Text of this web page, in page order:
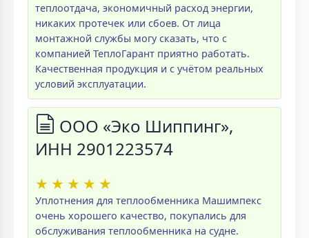
теплоотдача, экономичный расход энергии,
никаких протечек или сбоев. От лица
монтажной службы могу сказать, что с
компанией ТеплоГарант приятно работать.
Качественная продукция и с учётом реальных
условий эксплуатации.
ООО «Эко Шиппинг»,
ИНН 2901223574
★ ★ ★ ★ ★
Уплотнения для теплообменника Машимпекс
очень хорошего качество, покупались для
обслуживания теплообменника на судне.